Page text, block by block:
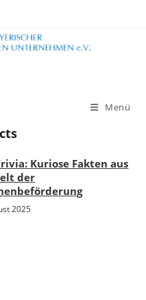
Menü
Kuriose Fakten aus
der
2025